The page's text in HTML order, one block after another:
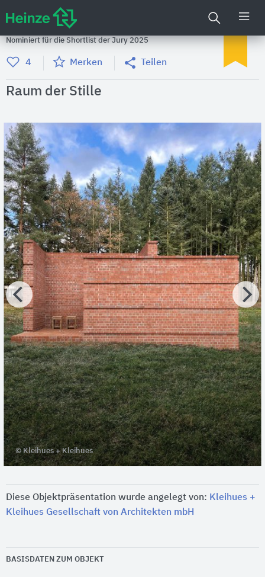
Nominiert für die Shortlist der Jury 2025
4 Merken Teilen
Raum der Stille
© Kleihues + Kleihues
Diese Objektpräsentation wurde angelegt von: Kleihues +
Kleihues Gesellschaft von Architekten mbH
BASISDATEN ZUM OBJEKT